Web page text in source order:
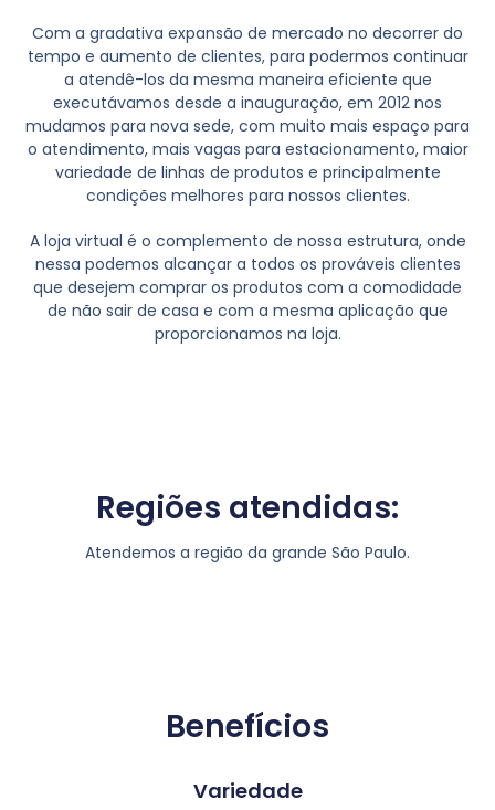
Com a gradativa expansão de mercado no decorrer do
tempo e aumento de clientes, para podermos continuar
a atendê-los da mesma maneira eficiente que
executávamos desde a inauguração, em 2012 nos
mudamos para nova sede, com muito mais espaço para
o atendimento, mais vagas para estacionamento, maior
variedade de linhas de produtos e principalmente
condições melhores para nossos clientes.
A loja virtual é o complemento de nossa estrutura, onde
nessa podemos alcançar a todos os prováveis clientes
que desejem comprar os produtos com a comodidade
de não sair de casa e com a mesma aplicação que
proporcionamos na loja.
Regiões atendidas:
Atendemos a região da grande São Paulo.
Benefícios
Variedade